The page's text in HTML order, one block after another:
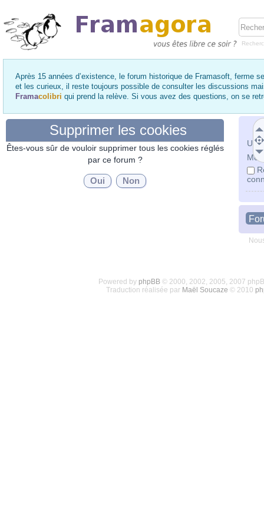
Après 15 années d’existence, le forum historique de Framasoft, ferme
et les curieux, il reste toujours possible de consulter les discussions
Framacolibri qui prend la relève. Si vous avez des questions, on se
Mot
Supprimer les cookies
Êtes-vous sûr de vouloir supprimer tous les cookies réglés
par ce forum ?
Powered by phpBB© 2000, 2002, 2005, 2007
Traduction réalisée par Maël Soucaze © 2010